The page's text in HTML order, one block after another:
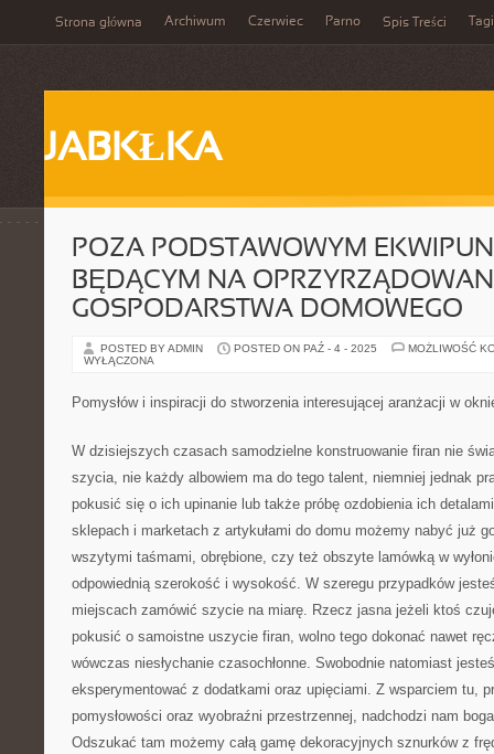
Strona główna Archiwum Czerwiec Parno Spis Treści Tagi
JABKŁKA
POZA PODSTAWOWYM
BĘDĄCYM NA
GOSPODARSTWA DOMOWEGO
POSTED BY ADMIN POSTED ON PAŹ - 4 - 2025
MOŻLIWOŚĆ
WYŁĄCZONA
Pomysłów i inspiracji do stworzenia interesującej aranżacji w
W dzisiejszych czasach samodzielne konstruowanie firan nie
szycia, nie każdy albowiem ma do tego talent, niemniej jednak
pokusić się o ich upinanie lub także próbę ozdobienia ich
sklepach i marketach z artykułami do domu możemy nabyć już
wszytymi taśmami, obrębione, czy też obszyte lamówką w
odpowiednią szerokość i wysokość. W szeregu przypadków
miejscach zamówić szycie na miarę. Rzecz jasna jeżeli ktoś
pokusić o samoistne uszycie firan, wolno tego dokonać nawet
wówczas niesłychanie czasochłonne. Swobodnie natomiast
eksperymentować z dodatkami oraz upięciami. Z wsparciem tu,
pomysłowości oraz wyobraźni przestrzennej, nadchodzi nam
Odszukać tam możemy całą gamę dekoracyjnych sznurków z